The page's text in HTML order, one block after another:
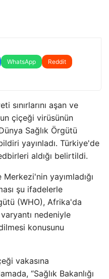
WhatsApp
Reddit
sınırlarını aşan ve
çiçeği virüsünün
Sağlık Örgütü
yayınladı. Türkiye'de
aldığı belirtildi.
yayımladığı
şu ifadelerle
(WHO), Afrika'da
nedeniyle
konusunu
vakasına
“Sağlık Bakanlığı